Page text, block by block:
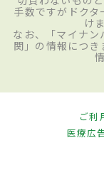
手数ですがドク
け
なお、「マイナン
関」の情報につき
ご利
医療広